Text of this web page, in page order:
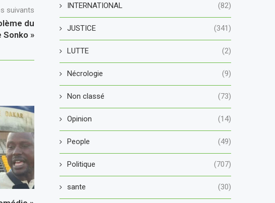
suivants
du
Sonko »
INTERNATIONAL (82)
JUSTICE (341)
LUTTE (2)
Nécrologie (9)
Non classé (73)
Opinion (14)
People (49)
Politique (707)
sante (30)